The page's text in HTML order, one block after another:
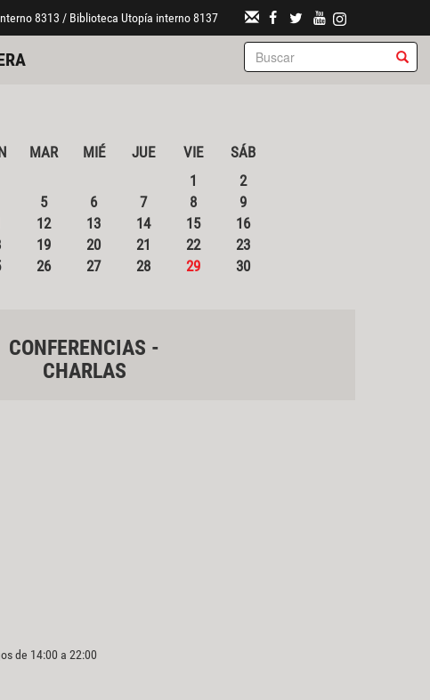
8313 / Biblioteca Utopía interno 8137
MAR MIÉ JUE VIE
SÁB
1
2
5 6 7 8
9
12 13 14 15
16
19 20 21 22
23
26 27 28 29 30
CONFERENCIAS -
CHARLAS
de 14:00 a 22:00